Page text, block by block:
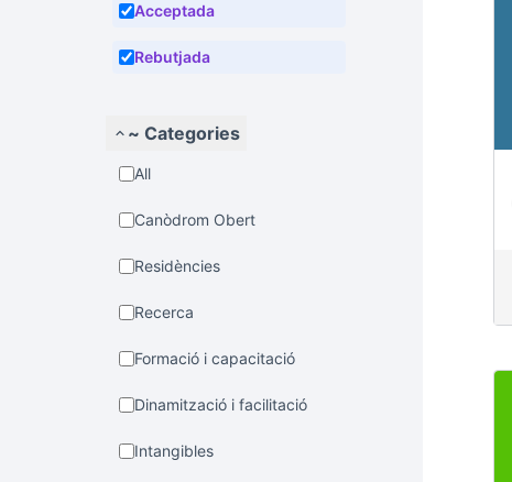
Acceptada
Rebutjada
~ Categories
All
Canòdrom Obert
Residències
Recerca
Formació i capacitació
Dinamització i facilitació
Intangibles